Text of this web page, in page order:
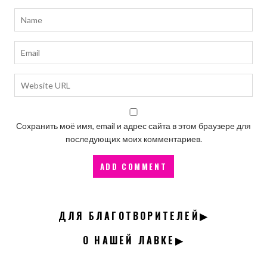
Сохранить моё имя, email и адрес сайта в этом браузере для
последующих моих комментариев.
ДЛЯ БЛАГОТВОРИТЕЛЕЙ▶
О НАШЕЙ ЛАВКЕ▶